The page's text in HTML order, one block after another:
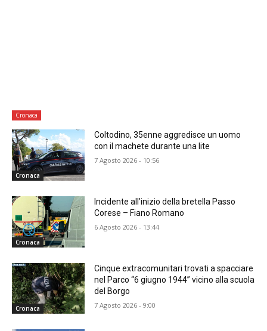
Cronaca
Cronaca
Coltodino, 35enne aggredisce un uomo
con il machete durante una lite
7 Agosto 2026 - 10:56
Cronaca
Incidente all’inizio della bretella Passo
Corese – Fiano Romano
6 Agosto 2026 - 13:44
Cronaca
Cinque extracomunitari trovati a spacciare
nel Parco “6 giugno 1944” vicino alla scuola
del Borgo
7 Agosto 2026 - 9:00